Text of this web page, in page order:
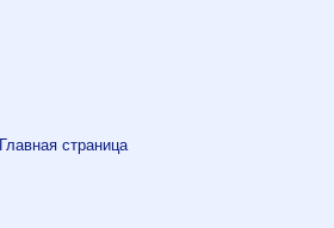
Главная страница